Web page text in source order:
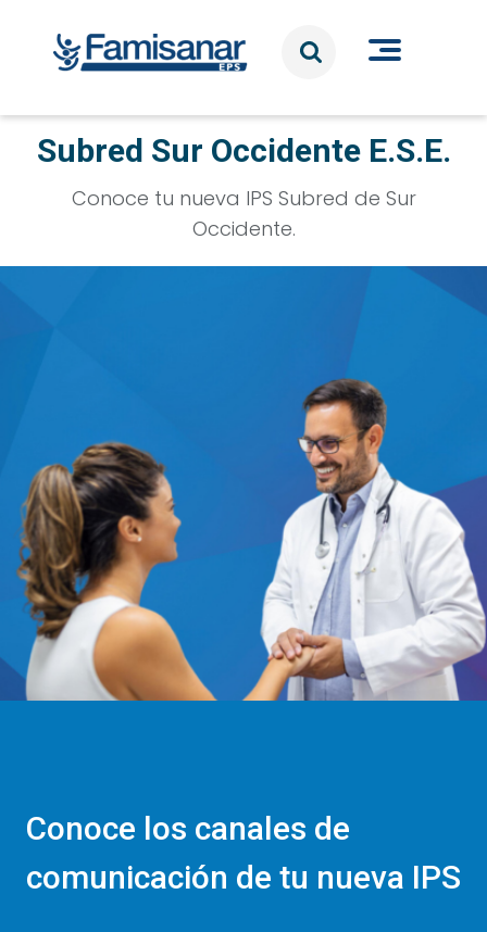
Subred Sur Occidente E.S.E.
Conoce tu nueva IPS Subred de Sur
Occidente.
Conoce los canales de
comunicación de tu nueva IPS